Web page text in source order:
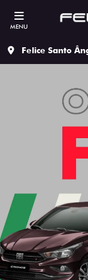
MENU
Felice Santo